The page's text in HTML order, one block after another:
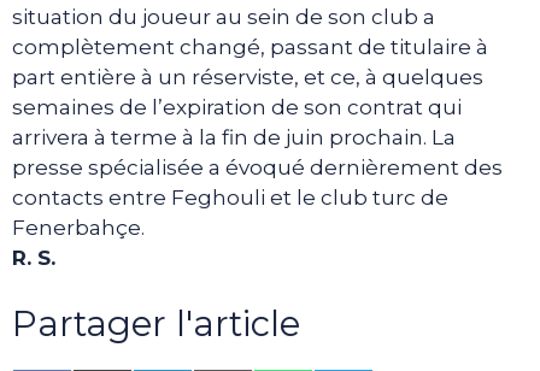
situation du joueur au sein de son club a
complètement changé, passant de titulaire à
part entière à un réserviste, et ce, à quelques
semaines de l’expiration de son contrat qui
arrivera à terme à la fin de juin prochain. La
presse spécialisée a évoqué dernièrement des
contacts entre Feghouli et le club turc de
Fenerbahçe.
R. S.
Partager l'article